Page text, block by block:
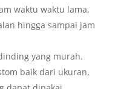
waktu waktu lama,
hingga sampai jam
yang murah.
baik dari ukuran,